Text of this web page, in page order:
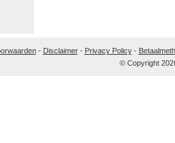
- Disclaimer- Privacy Policy-
© Copyright